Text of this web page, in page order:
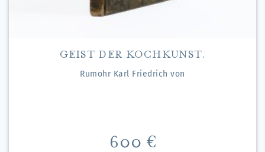
GEIST DER KOCHKUNST.
Rumohr Karl Friedrich von
Preis
600 €